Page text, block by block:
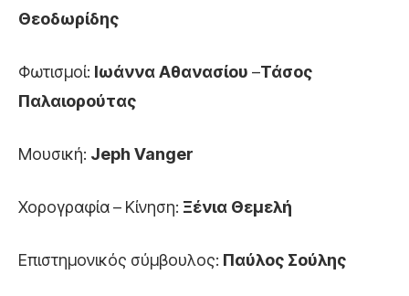
Θεοδωρίδης
Φωτισμοί: Ιωάννα Αθανασίου –Τάσος
Παλαιορούτας
Μουσική: Jeph Vanger
Χορογραφία – Κίνηση: Ξένια Θεμελή
Επιστημονικός σύμβουλος: Παύλος Σούλης